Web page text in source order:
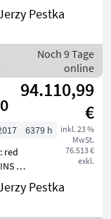
Mk3 Pestka
Noch 9 Tage
online
94.110,99
€
inkl. 23 %
MwSt.
76.513 €
exkl.
6379 h
red
6
Pestka